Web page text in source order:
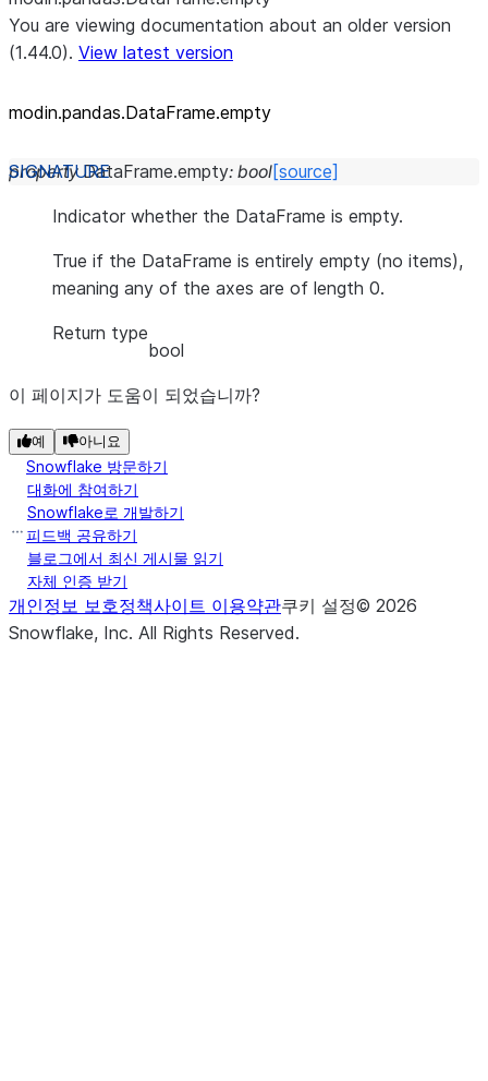
You are viewing documentation about an older version
(1.44.0). View latest version
modin.pandas.DataFrame.empty
property DataFrame.empty: bool[source]
Indicator whether the DataFrame is empty.
True if the DataFrame is entirely empty (no items),
meaning any of the axes are of length 0.
Return type
bool
이 페이지가 도움이 되었습니까?
예 아니요
Snowflake 방문하기
대화에 참여하기
Snowflake로 개발하기
피드백 공유하기
블로그에서 최신 게시물 읽기
자체 인증 받기
개인정보 보호정책사이트 이용약관쿠키 설정© 2026
Snowflake, Inc. All Rights Reserved.